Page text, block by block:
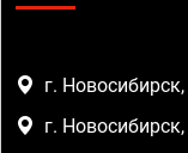
г.
г.